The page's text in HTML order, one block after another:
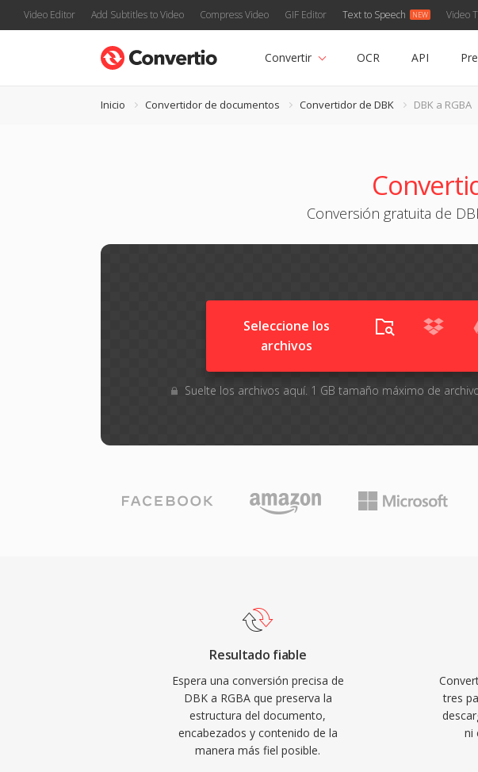
Video Editor Add Subtitles to Video Compress Video GIF Editor Text to Speech Video
Convertir OCR API
Inicio Convertidor de documentos Convertidor de DBK DBK a RGBA
Conversión gratuita de
Seleccione los
archivos
Suelte los archivos aquí. 1 GB tamaño máximo de
Resultado fiable
Espera una conversión precisa de
DBK a RGBA que preserva la
estructura del documento,
encabezados y contenido de la
manera más fiel posible.
tres
ni